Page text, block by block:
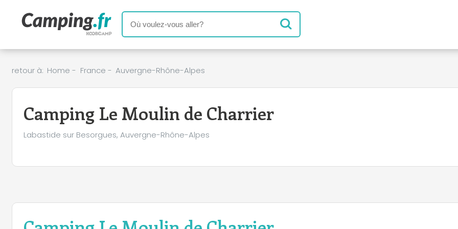
retour à: Home - France - Auvergne-Rhône-Alpes
Camping Le Moulin de Charrier
Labastide sur Besorgues, Auvergne-Rhône-Alpes